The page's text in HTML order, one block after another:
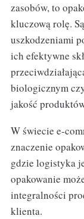
zasobów, to
kluczową rolę.
uszkodzeniami
ich efektywne
biologicznym
jakość
W świecie e-
znaczenie
gdzie logistyka
opakowanie
integralności
klienta.